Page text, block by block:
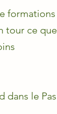
formations
tour ce que
dans le Pas